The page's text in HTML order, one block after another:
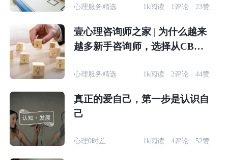
心理服务精选 1k阅读 · 1评论 · 23赞
壹心理咨询师之家 | 为什么越来
越多新手咨询师，选择从CBT
心理服务精选 1k阅读 · 2评论 · 44赞
真正的爱自己，第一步是认识自
己
心理0时差 1k阅读 · 4评论 · 52赞